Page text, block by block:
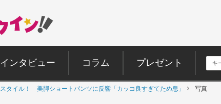
インタビュー コラム プレゼント
タイル！ 美脚ショートパンツに反響「カッコ良すぎてため息」 写真